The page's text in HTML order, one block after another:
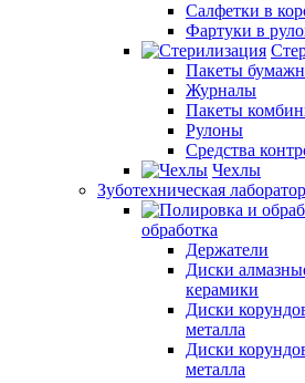
Салфетки в
Фартуки в
Пакеты
Журналы
Пакеты
Рулоны
Средства
Чехлы
Зуботехническая
обработка
Держатели
Диски
керамики
Диски
металла
Диски
металла